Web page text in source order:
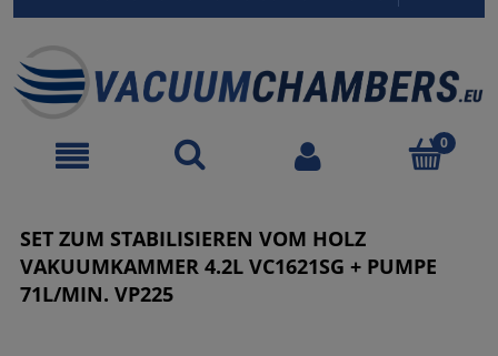
SET ZUM STABILISIEREN VOM HOLZ
VAKUUMKAMMER 4.2L VC1621SG + PUMPE
71L/MIN. VP225